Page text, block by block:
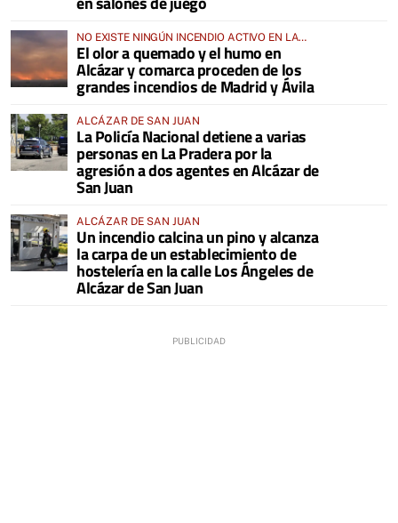
NO EXISTE NINGÚN INCENDIO ACTIVO EN LA
COMARCA
El olor a quemado y el humo en
Alcázar y comarca proceden de los
grandes incendios de Madrid y Ávila
ALCÁZAR DE SAN JUAN
La Policía Nacional detiene a varias
personas en La Pradera por la
agresión a dos agentes en Alcázar de
San Juan
ALCÁZAR DE SAN JUAN
Un incendio calcina un pino y alcanza
la carpa de un establecimiento de
hostelería en la calle Los Ángeles de
Alcázar de San Juan